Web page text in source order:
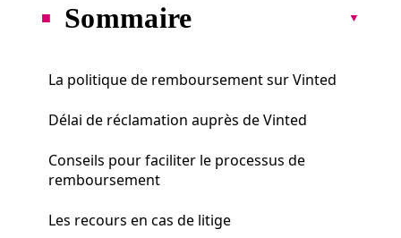
Sommaire
La politique de remboursement sur Vinted
Délai de réclamation auprès de Vinted
Conseils pour faciliter le processus de
remboursement
Les recours en cas de litige